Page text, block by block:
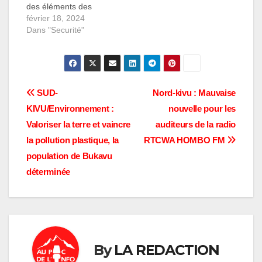
des éléments des
Forces Armées de la
République
Congo (FARDC) et des
membres du groupe
"Wazalendo" dans la
du Nord-Kivu. Selon
Dedesi MITIMA, chef
du quartier Lac-Vert
où…
février 18, 2024
Dans "Securité"
Navigation
de
l’article
Nord-kivu : Mauvaise
nouvelle pour les
auditeurs de la radio
RTCWA HOMBO FM
SUD-
KIVU/Environnement :
Valoriser la terre et vaincre
la pollution plastique, la
population de Bukavu
déterminée
ByLA REDACTION